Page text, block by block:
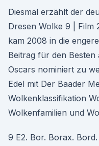
Diesmal erzählt der
Dresen Wolke 9 | Film
kam 2008 in die
Beitrag für den Besten
Oscars nominiert zu
Edel mit Der Baader
Wolkenklassifikation
Wolkenfamilien und
9 E2. Bor. Borax.